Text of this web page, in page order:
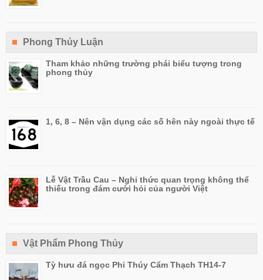
Phong Thủy Luận
Tham khảo những trường phái biểu tượng trong
phong thủy
1, 6, 8 – Nên vận dụng các số hên này ngoài thực tế
Lễ Vật Trầu Cau – Nghi thức quan trọng không thể
thiếu trong đám cưới hỏi của người Việt
Vật Phẩm Phong Thủy
Tỳ hưu đá ngọc Phỉ Thúy Cẩm Thạch TH14-7